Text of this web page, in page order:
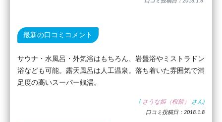
最新の口コミコメント
サウナ・水風呂・外気浴はもちろん、岩盤浴やミストラドン
浴なども可能。露天風呂は人工温泉。落ち着いた雰囲気で満
足度の高いスーパー銭湯。
( さうな姫（桜餅） さん)
口コミ投稿日：2018.1.8